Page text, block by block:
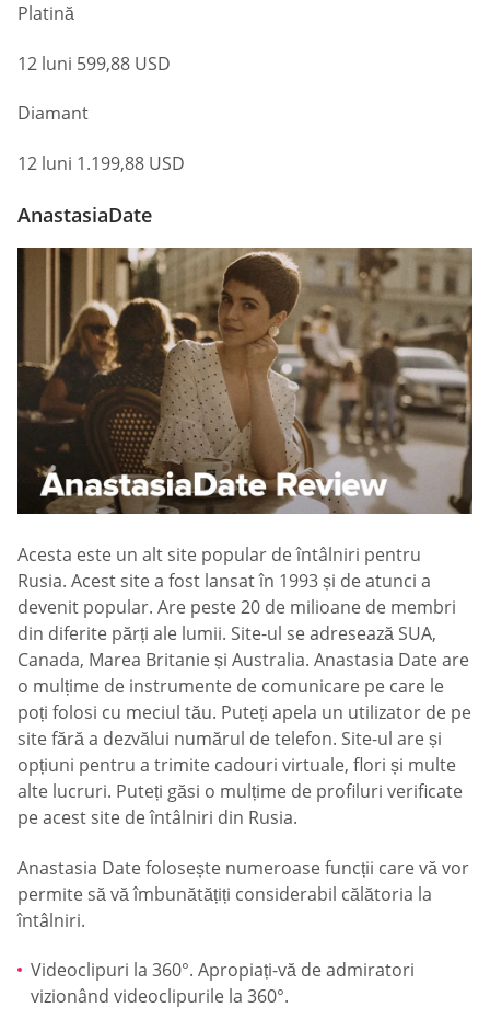
Platină
12 luni 599,88 USD
Diamant
12 luni 1.199,88 USD
AnastasiaDate
Acesta este un alt site popular de întâlniri pentru
Rusia. Acest site a fost lansat în 1993 și de atunci a
devenit popular. Are peste 20 de milioane de membri
din diferite părți ale lumii. Site-ul se adresează SUA,
Canada, Marea Britanie și Australia. Anastasia Date are
o mulțime de instrumente de comunicare pe care le
poți folosi cu meciul tău. Puteți apela un utilizator de pe
site fără a dezvălui numărul de telefon. Site-ul are și
opțiuni pentru a trimite cadouri virtuale, flori și multe
alte lucruri. Puteți găsi o mulțime de profiluri verificate
pe acest site de întâlniri din Rusia.
Anastasia Date folosește numeroase funcții care vă vor
permite să vă îmbunătățiți considerabil călătoria la
întâlniri.
Videoclipuri la 360°. Apropiați-vă de admiratori
vizionând videoclipurile la 360°.